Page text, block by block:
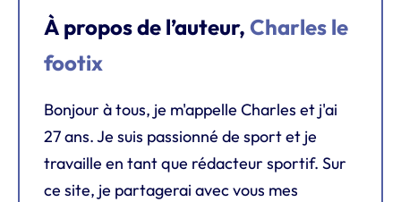
À propos de l’auteur, Charles le
footix
Bonjour à tous, je m'appelle Charles et j'ai
27 ans. Je suis passionné de sport et je
travaille en tant que rédacteur sportif. Sur
ce site, je partagerai avec vous mes